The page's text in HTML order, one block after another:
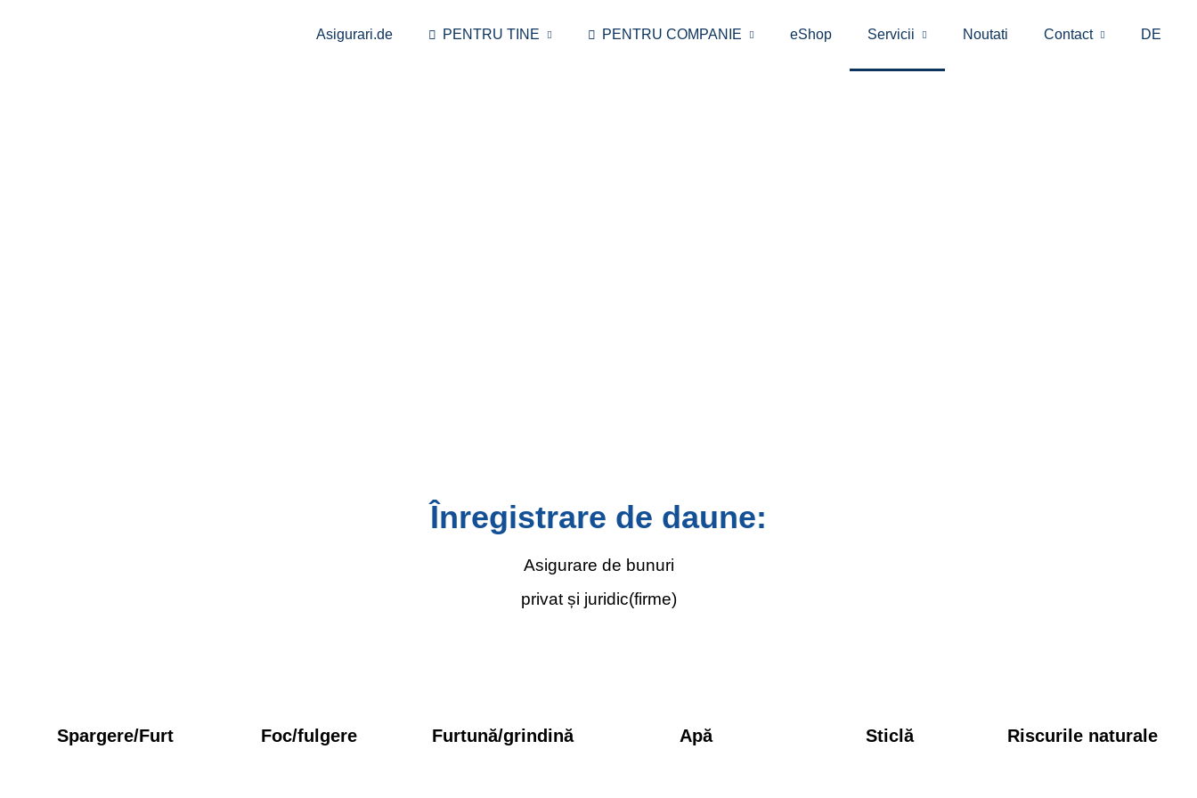
Asigurari.de PENTRU TINE PENTRU COMPANIE eShop Servicii Noutati Contact DE
Înregistrare de daune:
Asigurare de bunuri
privat și juridic(firme)
Spargere/Furt Foc/fulgere Furtună/grindină Apă Sticlă Riscurile naturale